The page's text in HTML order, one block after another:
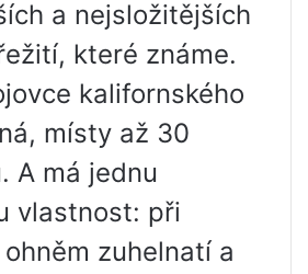
a nejsložitějších
které známe.
kalifornského
místy až 30
A má jednu
vlastnost: při
zuhelnatí a